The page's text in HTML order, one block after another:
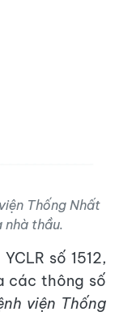
Thống Nhất
nhà thầu.
số 1512,
các thông số
viện Thống